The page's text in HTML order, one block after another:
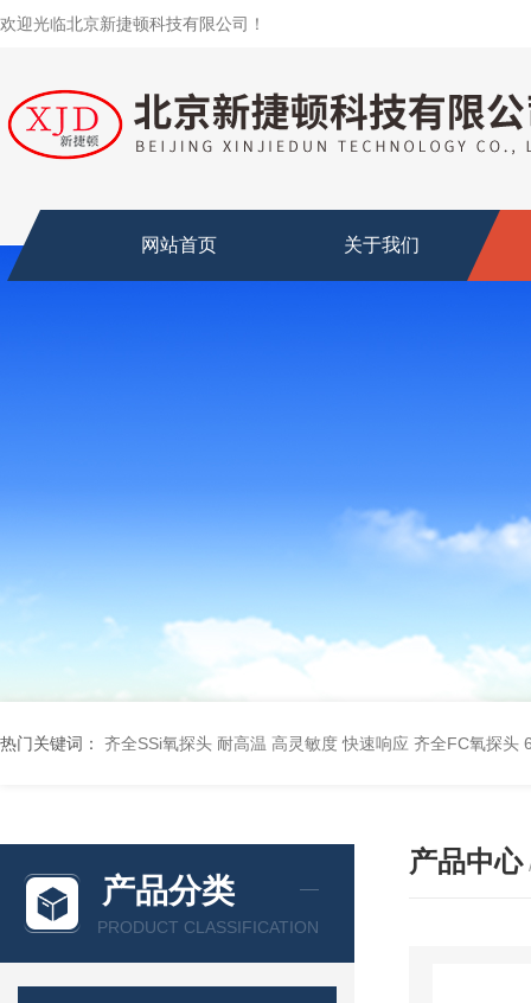
欢迎光临北京新捷顿科技有限公司！
网站首页 关于我们
热门关键词： 齐全SSi氧探头 耐高温 高灵敏度 快速响应 齐全FC氧探头
产品分类
PRODUCT CLASSIFICATION
产品中心